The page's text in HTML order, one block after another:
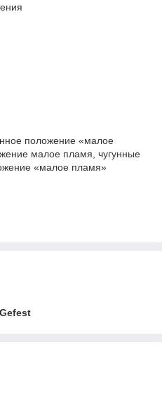
положение «малое
малое пламя, чугунные
«малое пламя»
Gefest